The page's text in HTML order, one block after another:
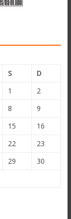
S
D
1
2
8
9
15
16
22
23
29
30